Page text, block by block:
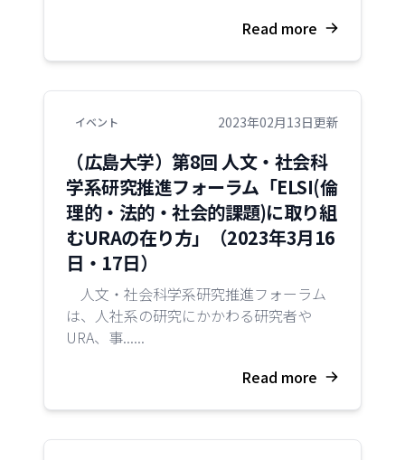
Read more
イベント 2023年02月13日更新
（広島大学）第8回 ⼈⽂・社会科
学系研究推進フォーラム「ELSI(倫
理的・法的・社会的課題)に取り組
むURAの在り方」（2023年3月16
日・17日）
人文・社会科学系研究推進フォーラム
は、⼈社系の研究にかかわる研究者や
URA、事......
Read more